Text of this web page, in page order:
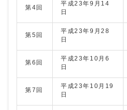
第4回
平成23年9月14
日
第5回
平成23年9月28
日
第6回
平成23年10月6
日
第7回
平成23年10月19
日